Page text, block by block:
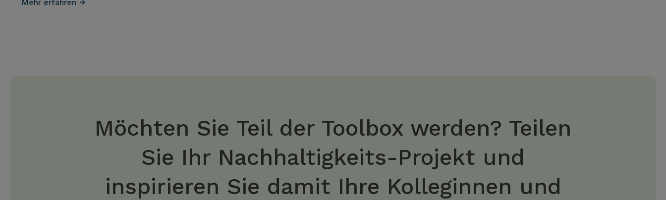
Mehr erfahren
Möchten Sie Teil der Toolbox werden? Teilen
Sie Ihr Nachhaltigkeits-Projekt und
inspirieren Sie damit Ihre Kolleginnen und